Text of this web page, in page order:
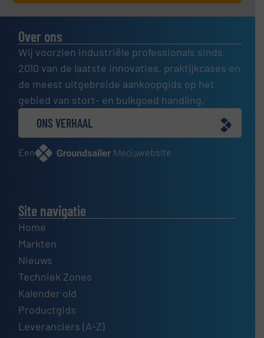
Over ons
Wij voorzien industriële professionals sinds
2010 van de laatste innovaties, praktijkcases en
de meest uitgebreide aankoopgids op het
gebied van stort- en bulkgoed handling.
ONS VERHAAL
Een website
Site navigatie
Home
Markten
Nieuws
Techniek Zones
Kalender old
Productgids
Leveranciers (A-Z)